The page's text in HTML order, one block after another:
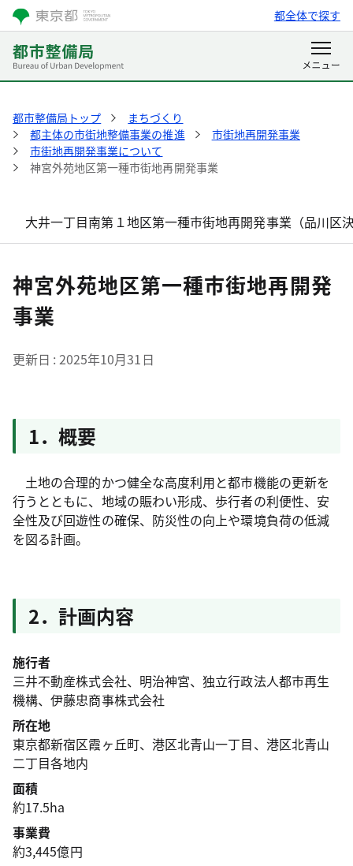
都全体で探す
都市整備局トップ
まちづくり
都主体の市街地整備事業の推進
市街地再開発事業
市街地再開発事業について
神宮外苑地区第一種市街地再開発事業
大井一丁目南第１地区第一種市街地再開発事業（品川区
神宮外苑地区第一種市街地再開発
事業
更新日 2025年10月31日
1．概要
土地の合理的かつ健全な高度利用と都市機能の更新を
行うとともに、地域の賑わい形成、歩行者の利便性、安
全性及び回遊性の確保、防災性の向上や環境負荷の低減
を図る計画。
2．計画内容
施行者
三井不動産株式会社、明治神宮、独立行政法人都市再生
機構、伊藤忠商事株式会社
所在地
東京都新宿区霞ヶ丘町、港区北青山一丁目、港区北青山
二丁目各地内
面積
約17.5ha
事業費
約3,445億円